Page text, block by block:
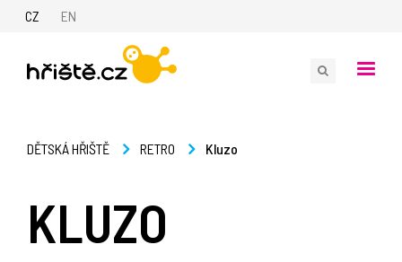
CZ EN
DĚTSKÁ HŘIŠTĚ RETRO Kluzo
KLUZO